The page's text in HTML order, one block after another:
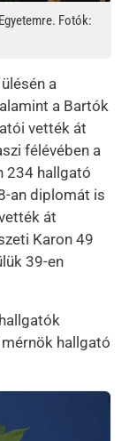
Fotók:
a
a Bartók
vették át
félévében a
234 hallgató
an diplomát is
át
Karon 49
39-en
hallgató